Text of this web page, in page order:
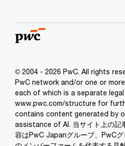
© 2004 - 2026 PwC. All rights
PwC network and/or one or
each of which is a separate
www.pwc.com/structure for
contains content generated by
assistance of AI. 当サイト上の記
容はPwC Japanグループ、PwC